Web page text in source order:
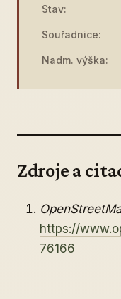
Stav:
Souřadnice:
Nadm. výška:
Zdroje a
https://
76166